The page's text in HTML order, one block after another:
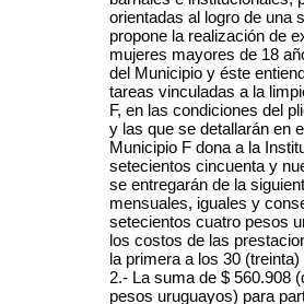
orientadas al logro de una
propone la realización de
mujeres mayores de 18
del Municipio y éste
tareas vinculadas a la
F, en las condiciones del
y las que se detallarán en
Municipio F dona a la
setecientos cincuenta y
se entregarán de la
mensuales, iguales y
setecientos cuatro pesos
los costos de las
la primera a los 30
2.- La suma de $ 560.908
pesos uruguayos) para